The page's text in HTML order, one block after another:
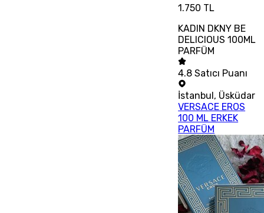
1.750 TL
KADIN DKNY BE
DELICIOUS 100ML
PARFÜM
4.8 Satıcı Puanı
İstanbul , Üsküdar
VERSACE EROS
100 ML ERKEK
PARFÜM